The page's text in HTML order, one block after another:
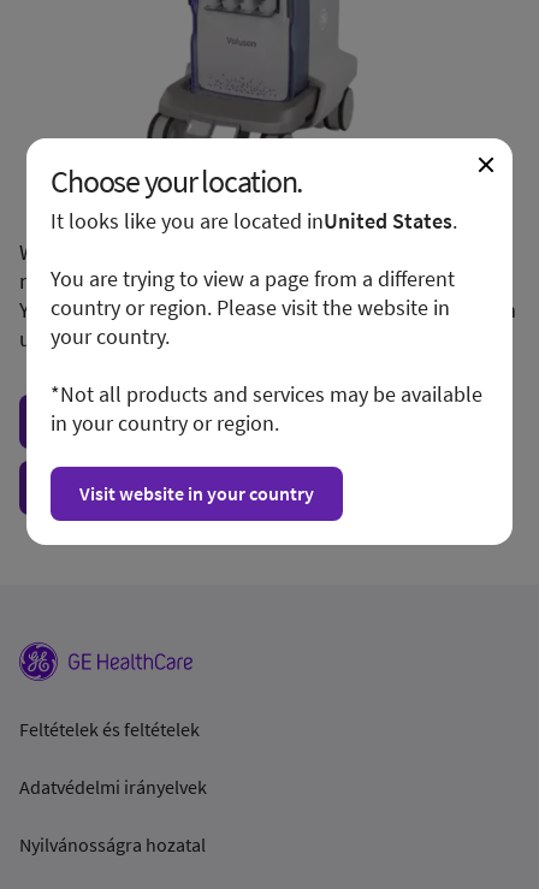
We apologize for any inconvenience, but this form is
not available in your region or country.
You may want to visit your local site or access the form
unconditionally.
Visit local site
Show form unconditionally
Feltételek és feltételek
Adatvédelmi irányelvek
Nyilvánosságra hozatal
Choose your location.
It looks like you are located inUnited States.
You are trying to view a page from a different
country or region. Please visit the website in
your country.
*Not all products and services may be available
in your country or region.
Visit website in your country